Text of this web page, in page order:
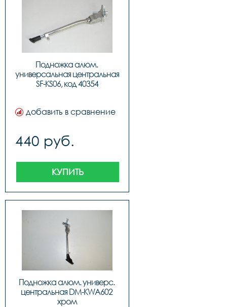
Подножка алюм.
универсальная центральная
SF-KS06, код 40354
добавить в сравнение
440 руб.
КУПИТЬ
Подножка алюм. универс.
центральная DM-KWA602
хром